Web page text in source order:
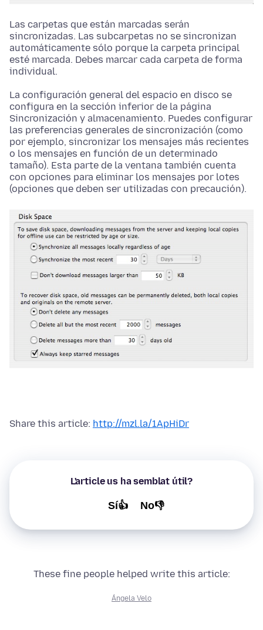
Las carpetas que están marcadas serán
sincronizadas. Las subcarpetas no se sincronizan
automáticamente sólo porque la carpeta principal
esté marcada. Debes marcar cada carpeta de forma
individual.
La configuración general del espacio en disco se
configura en la sección inferior de la página
Sincronización y almacenamiento. Puedes configurar
las preferencias generales de sincronización (como
por ejemplo, sincronizar los mensajes más recientes
o los mensajes en función de un determinado
tamaño). Esta parte de la ventana también cuenta
con opciones para eliminar los mensajes por lotes
(opciones que deben ser utilizadas con precaución).
Share this article: http://mzl.la/1ApHiDr
L'article us ha semblat útil?
Sí👍 No👎
These fine people helped write this article:
Ángela Velo